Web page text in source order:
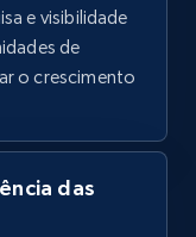
agora
Initial
and more.
e visibilidade
de
o crescimento
das